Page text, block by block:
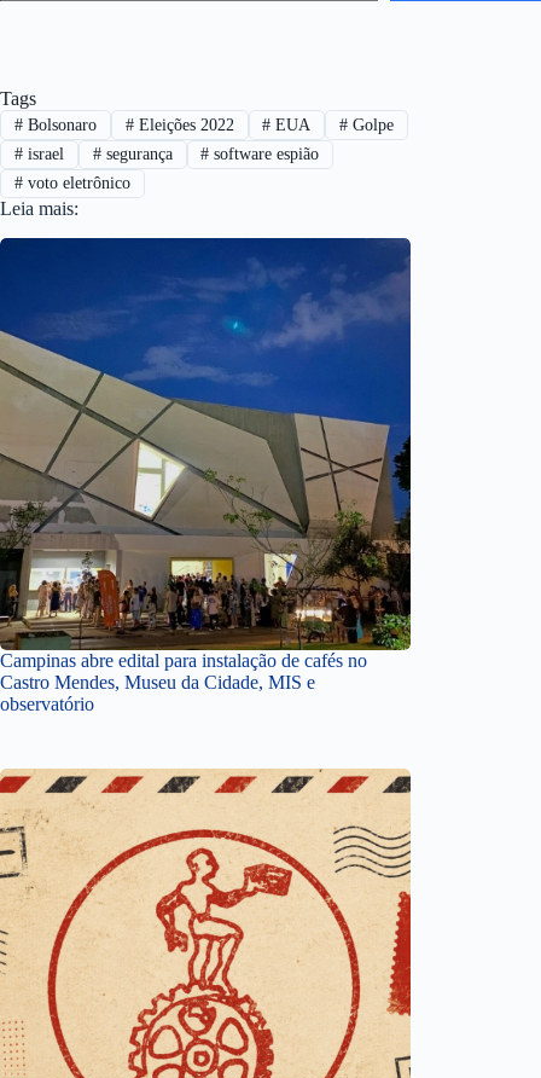
Tags
#Bolsonaro #Eleições 2022 # EUA # Golpe
#israel #segurança # software espião
#voto eletrônico
Leia mais:
Campinas abre edital para instalação de cafés no
Castro Mendes, Museu da Cidade, MIS e
observatório